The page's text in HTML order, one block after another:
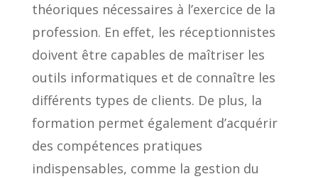
théoriques nécessaires à l’exercice de la
profession. En effet, les réceptionnistes
doivent être capables de maîtriser les
outils informatiques et de connaître les
différents types de clients. De plus, la
formation permet également d’acquérir
des compétences pratiques
indispensables, comme la gestion du